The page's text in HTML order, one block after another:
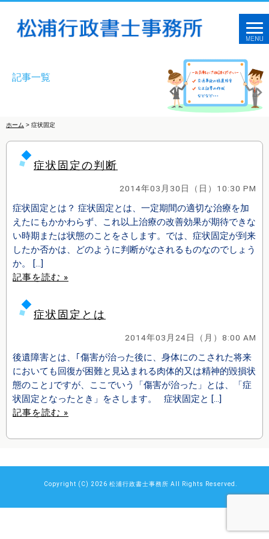
記事一覧
ホーム > 症状固定
症状固定の判断
2014年03月30日（日）10:30 PM
症状固定とは？ 症状固定とは、一定期間の適切な治療を加
えたにもかかわらず、これ以上治療の改善効果が期待できな
い時期または状態のことをさします。では、症状固定が到来
したか否かは、どのように判断がなされるものなのでしょう
か。 […]
記事を読む »
症状固定とは
2014年03月24日（月）8:00 AM
後遺障害とは、｢傷害が治った後に、身体にのこされた将来
においても回復が困難と見込まれる肉体的又は精神的毀損状
態のこと｣ですが、ここでいう「傷害が治った」とは、「症
状固定となったとき」をさします。 症状固定と […]
記事を読む »
Copyright (C) 2026 松浦行政書士事務所 All Rights Reserved.